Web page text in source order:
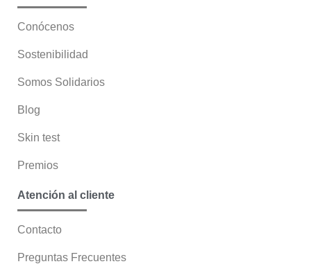
Conócenos
Sostenibilidad
Somos Solidarios
Blog
Skin test
Premios
Atención al cliente
Contacto
Preguntas Frecuentes